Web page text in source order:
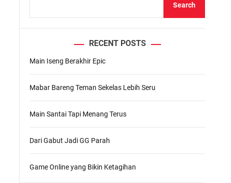
Search
RECENT POSTS
Main Iseng Berakhir Epic
Mabar Bareng Teman Sekelas Lebih Seru
Main Santai Tapi Menang Terus
Dari Gabut Jadi GG Parah
Game Online yang Bikin Ketagihan